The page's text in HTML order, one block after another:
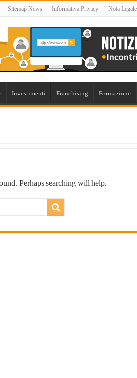
Sitemap News Informativa Privacy Nota Legale
Investimenti Franchising Formazione
Perhaps searching will help.